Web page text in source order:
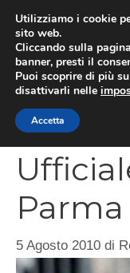
contenuto
Parma
5 Agosto 2010 di
Utilizziamo i cookie
sito web.
Cliccando sulla
banner, presti il
Puoi scoprire di più
disattivarli nelle
Accetta